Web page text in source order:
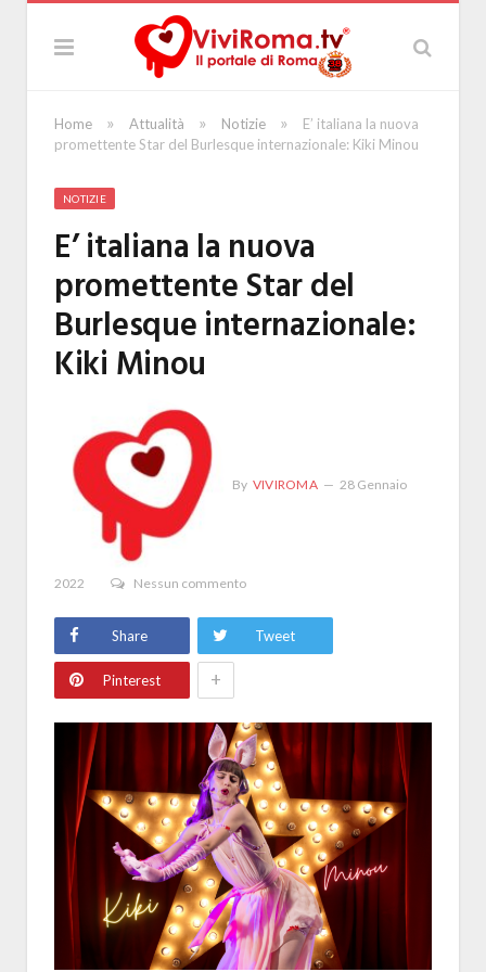
Home » Attualità » Notizie »
E’ italiana la nuova
promettente Star del Burlesque internazionale: Kiki Minou
NOTIZIE
E’ italiana la nuova
promettente Star del
Burlesque internazionale:
Kiki Minou
By VIVIROMA 28 Gennaio
2022 Nessun commento
Share Tweet
Pinterest +